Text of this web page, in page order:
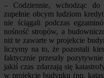
– Codziennie, wchodząc do
zupełnie obcym ludziom
nie ściągali podczas
nośność stropów, a
niż te zawarte w projekcie
liczymy na to, że pozostali
faktycznie przeszły
jakiś czas zdarzają się
w projekcie budynku (np.